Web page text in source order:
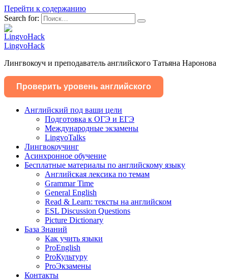
Перейти к содержанию
Search for:
LingvoHack
Лингвокоуч и преподаватель английского Татьяна Наронова
Проверить уровень английского
Английский под ваши цели
Подготовка к ОГЭ и ЕГЭ
Международные экзамены
LingvoTalks
Лингвокоучинг
Асинхронное обучение
Бесплатные материалы по английскому языку
Английская лексика по темам
Grammar Time
General English
Read & Learn: тексты на английском
ESL Discussion Questions
Picture Dictionary
База Знаний
Как учить языки
ProEnglish
ProКультуру
ProЭкзамены
Контакты